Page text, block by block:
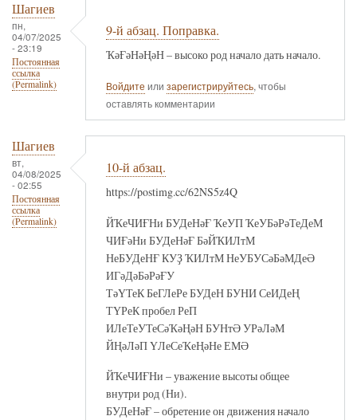
Шагиев
пн,
04/07/2025
- 23:19
Постоянная
ссылка
(Permalink)
9-й абзац. Поправка.
ҠәҒәНәҢәН – высоко род начало дать начало.
Войдите или зарегистрируйтесь, чтобы
оставлять комментарии
Шагиев
вт,
04/08/2025
- 02:55
Постоянная
ссылка
(Permalink)
10-й абзац.
https://postimg.cc/62NS5z4Q
ЙҠеЧИҒНи БУДеНәҒ ҠеУП ҠеУБәРәТеДеМ
ЧИҒәНи БУДеНәҒ БәЙҠИЛтМ
НеБУДеНҒ КУҘ ҠИЛтМ НеУБУСәБәМДеӘ
ИГәДәБәРәҒУ
ТәҮТеК БеГЛеРе БУДеН БУНИ СеИДеҢ
ТҮРеК пробел РеП
ИЛеТеУТеСәҠәҢәН БУНтӘ УРәЛәМ
ЙҢәЛәП ҮЛеСеҠеҢәНе ЕМӘ
ЙҠеЧИҒНи – уважение высоты общее
внутри род (Ни).
БУДеНәҒ – обретение он движения начало